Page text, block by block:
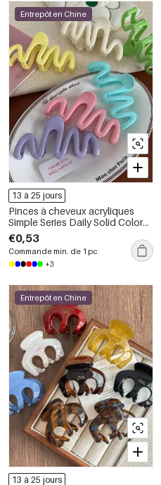
Entrepôt en Chine
13 à 25 jours
Pinces à cheveux acryliques
Simple Series Daily Solid Color
Lines
€0,53
Commande min. de 1 pc
+3
Entrepôt en Chine
13 à 25 jours